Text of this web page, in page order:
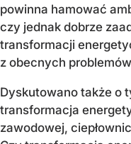
powinna hamować
czy jednak dobrze
transformacji
z obecnych
Dyskutowano także o
transformacja
zawodowej,